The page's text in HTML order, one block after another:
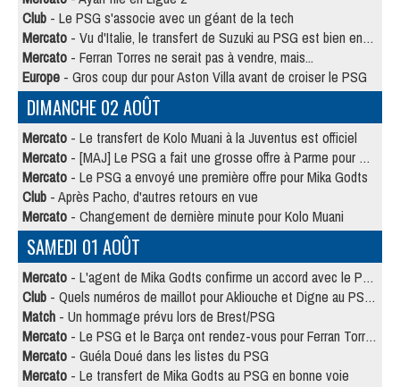
Club - Le PSG s'associe avec un géant de la tech
Mercato - Vu d'Italie, le transfert de Suzuki au PSG est bien engagé
Mercato - Ferran Torres ne serait pas à vendre, mais...
Europe - Gros coup dur pour Aston Villa avant de croiser le PSG
DIMANCHE 02 AOÛT
Mercato - Le transfert de Kolo Muani à la Juventus est officiel
Mercato - [MAJ] Le PSG a fait une grosse offre à Parme pour Suzuki
Mercato - Le PSG a envoyé une première offre pour Mika Godts
Club - Après Pacho, d'autres retours en vue
Mercato - Changement de dernière minute pour Kolo Muani
SAMEDI 01 AOÛT
Mercato - L'agent de Mika Godts confirme un accord avec le PSG
Club - Quels numéros de maillot pour Akliouche et Digne au PSG ?
Match - Un hommage prévu lors de Brest/PSG
Mercato - Le PSG et le Barça ont rendez-vous pour Ferran Torres
Mercato - Guéla Doué dans les listes du PSG
Mercato - Le transfert de Mika Godts au PSG en bonne voie